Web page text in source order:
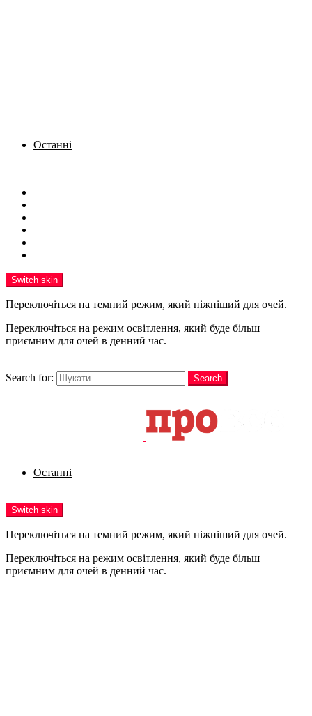
Останні
Switch skin
Переключіться на темний режим, який ніжніший для очей.
Переключіться на режим освітлення, який буде більш
приємним для очей в денний час.
Search for:
Search
Останні
Switch skin
Переключіться на темний режим, який ніжніший для очей.
Переключіться на режим освітлення, який буде більш
приємним для очей в денний час.